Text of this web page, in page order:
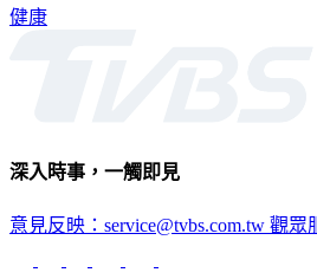
健康
深入時事，一觸即見
意見反映：service@tvbs.com.tw 觀眾